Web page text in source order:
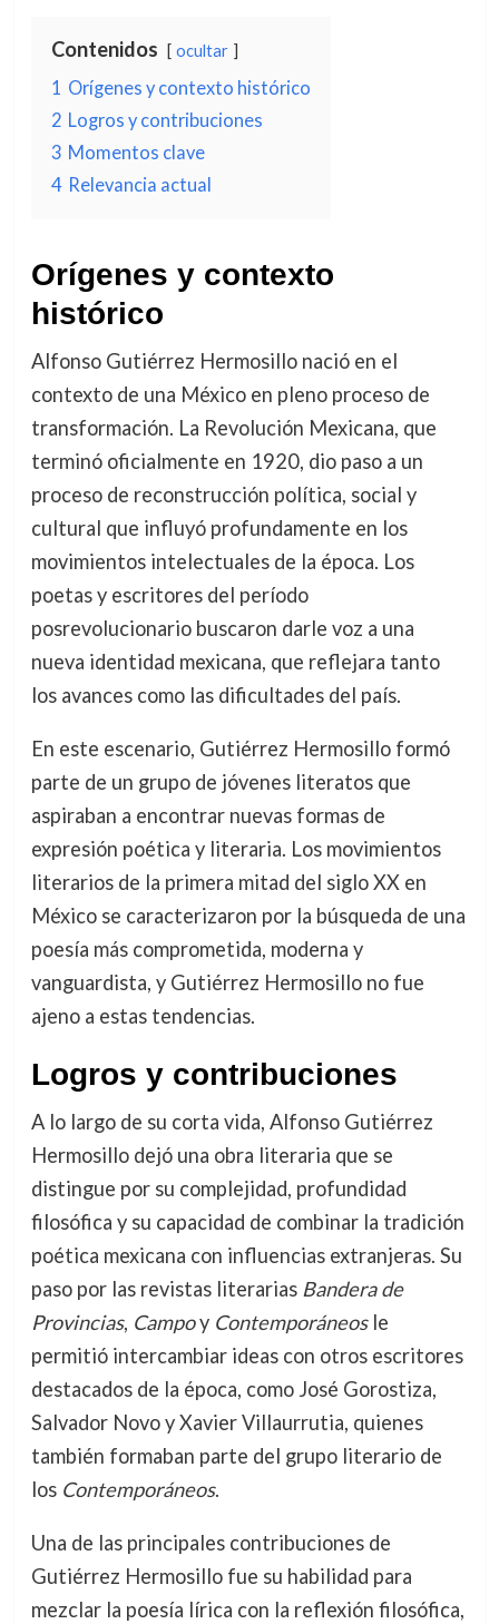
Contenidos ocultar
1 Orígenes y contexto histórico
2 Logros y contribuciones
3 Momentos clave
4 Relevancia actual
Orígenes y contexto
histórico
Alfonso Gutiérrez Hermosillo nació en el
contexto de una México en pleno proceso de
transformación. La Revolución Mexicana, que
terminó oficialmente en 1920, dio paso a un
proceso de reconstrucción política, social y
cultural que influyó profundamente en los
movimientos intelectuales de la época. Los
poetas y escritores del período
posrevolucionario buscaron darle voz a una
nueva identidad mexicana, que reflejara tanto
los avances como las dificultades del país.
En este escenario, Gutiérrez Hermosillo formó
parte de un grupo de jóvenes literatos que
aspiraban a encontrar nuevas formas de
expresión poética y literaria. Los movimientos
literarios de la primera mitad del siglo XX en
México se caracterizaron por la búsqueda de una
poesía más comprometida, moderna y
vanguardista, y Gutiérrez Hermosillo no fue
ajeno a estas tendencias.
Logros y contribuciones
A lo largo de su corta vida, Alfonso Gutiérrez
Hermosillo dejó una obra literaria que se
distingue por su complejidad, profundidad
filosófica y su capacidad de combinar la tradición
poética mexicana con influencias extranjeras. Su
paso por las revistas literarias Bandera de
Provincias, Campoy Contemporáneosle
permitió intercambiar ideas con otros escritores
destacados de la época, como José Gorostiza,
Salvador Novo y Xavier Villaurrutia, quienes
también formaban parte del grupo literario de
los Contemporáneos.
Una de las principales contribuciones de
Gutiérrez Hermosillo fue su habilidad para
mezclar la poesía lírica con la reflexión filosófica,